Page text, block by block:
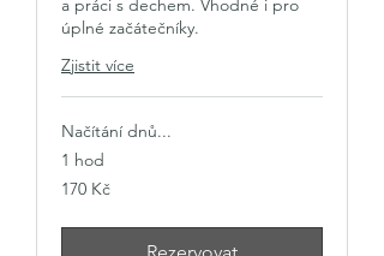
úplné začátečníky.
Zjistit více
Načítání dnů...
1 hod
170
českých
170 Kč
Rezervovat